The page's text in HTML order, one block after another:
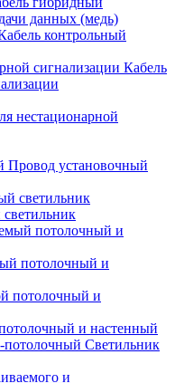
данных (медь)
контрольный
Кабель
нестационарной
Провод установочный
потолочный и
и настенный
Светильник